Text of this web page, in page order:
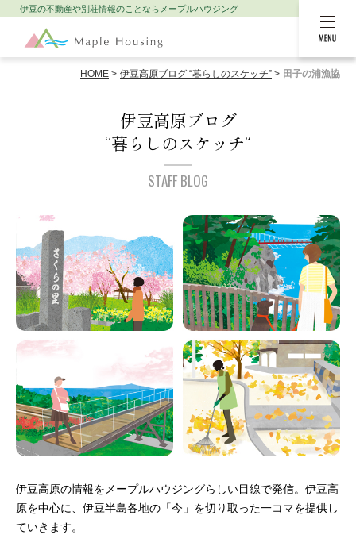
MENU
伊豆の不動産や別荘情報のことなら メープルハウジング
HOME 伊豆高原ブログ “暮らしのスケッチ” 田子の浦漁協
伊豆高原ブログ
“暮らしのスケッチ”
STAFF BLOG
伊豆高原の情報をメープルハウジングらしい目線で発信。 伊豆高
原を中心に、伊豆半島各地の「今」を切り取った一コマを提供し
ていきます。